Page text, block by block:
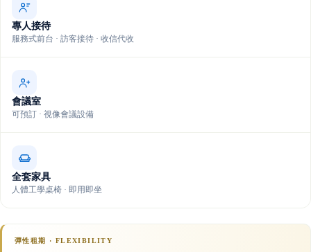
專人接待
服務式前台 · 訪客接待 · 收信代收
會議室
可預訂 · 視像會議設備
全套家具
人體工學桌椅 · 即用即坐
彈性租期 · FLEXIBILITY